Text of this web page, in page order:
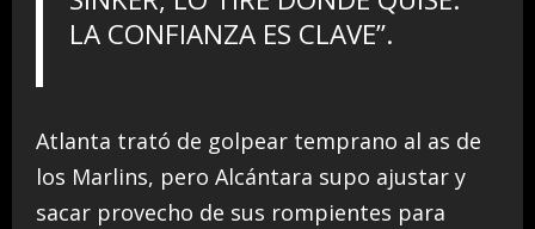
LA CONFIANZA ES CLAVE”.
Atlanta trató de golpear temprano al as de
los Marlins, pero Alcántara supo ajustar y
sacar provecho de sus rompientes para